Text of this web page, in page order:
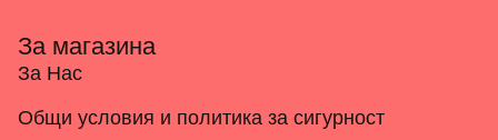
За магазина
За Нас
Общи условия и политика за сигурност